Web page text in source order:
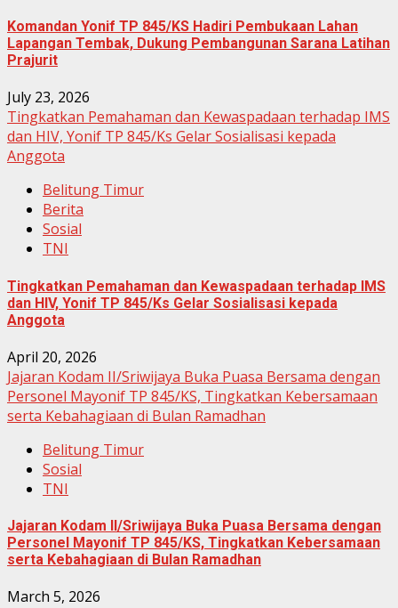
Komandan Yonif TP 845/KS Hadiri Pembukaan Lahan
Lapangan Tembak, Dukung Pembangunan Sarana Latihan
Prajurit
July 23, 2026
Tingkatkan Pemahaman dan Kewaspadaan terhadap IMS
dan HIV, Yonif TP 845/Ks Gelar Sosialisasi kepada
Anggota
Belitung Timur
Berita
Sosial
TNI
Tingkatkan Pemahaman dan Kewaspadaan terhadap IMS
dan HIV, Yonif TP 845/Ks Gelar Sosialisasi kepada
Anggota
April 20, 2026
Jajaran Kodam II/Sriwijaya Buka Puasa Bersama dengan
Personel Mayonif TP 845/KS, Tingkatkan Kebersamaan
serta Kebahagiaan di Bulan Ramadhan
Belitung Timur
Sosial
TNI
Jajaran Kodam II/Sriwijaya Buka Puasa Bersama dengan
Personel Mayonif TP 845/KS, Tingkatkan Kebersamaan
serta Kebahagiaan di Bulan Ramadhan
March 5, 2026